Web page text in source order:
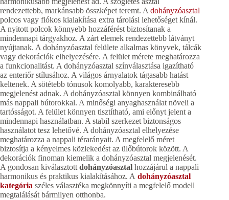
rendezettebb, markánsabb összképet teremt. Adohányzóasztal
polcos vagy fiókos kialakítása extra tárolási lehetőséget kínál.
A nyitott polcok könnyebb hozzáférést biztosítanak a
mindennapi tárgyakhoz. A zárt elemek rendezettebb látványt
nyújtanak. A dohányzóasztal felülete alkalmas könyvek, tálcák
vagy dekorációk elhelyezésére. A felület mérete meghatározza
a funkcionalitást. A dohányzóasztal színválasztása igazítható
az enteriőr stílusához. A világos árnyalatok tágasabb hatást
keltenek. A sötétebb tónusok komolyabb, karakteresebb
megjelenést adnak. A dohányzóasztal könnyen kombinálható
más nappali bútorokkal. A minőségi anyaghasználat növeli a
tartósságot. A felület könnyen tisztítható, ami előnyt jelent a
mindennapi használatban. A stabil szerkezet biztonságos
használatot tesz lehetővé. A dohányzóasztal elhelyezése
meghatározza a nappali térarányait. A megfelelő méret
biztosítja a kényelmes közlekedést az ülőbútorok között. A
dekorációk finoman kiemelik a dohányzóasztal megjelenését.
A gondosan kiválasztottdohányzóasztal hozzájárul a nappali
harmonikus és praktikus kialakításához. A dohányzóasztal
kategória széles választéka megkönnyíti a megfelelő modell
megtalálását bármilyen otthonba.